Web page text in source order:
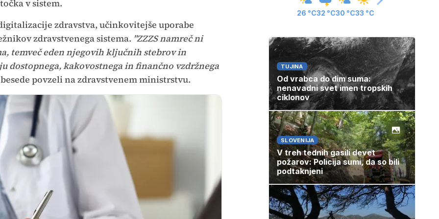
v sistem.
zdravstva, učinkovitejše uporabe
zdravstvenega sistema. "ZZZS namreč ni
temveč eden njegovih ključnih stebrov in
dostopnega, kakovostnega in finančno vzdržnega
povzeli na zdravstvenem ministrstvu.
26 °C32 °C30 °C33 °C
TUJINA
Od vrabca do dim suma:
nenavadni svet imen tropskih
ciklonov
SLOVENIJA
V treh tednih gasili devet
požarov: Policija sumi, da so bili
podtaknjeni